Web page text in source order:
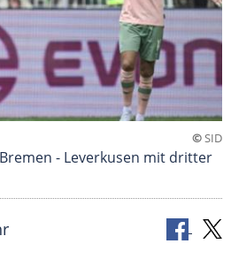
©SID
- Leverkusen mit dritter